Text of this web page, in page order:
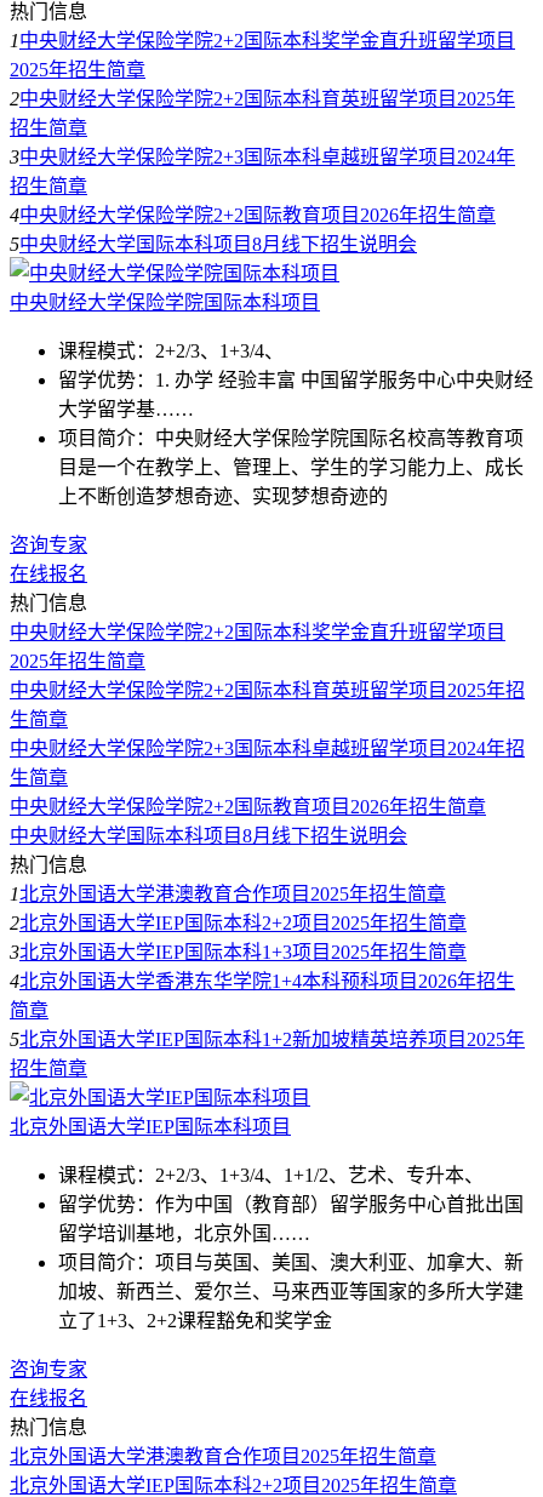
热门信息
1中央财经大学保险学院2+2国际本科奖学金直升班留学项目
2025年招生简章
2中央财经大学保险学院2+2国际本科育英班留学项目2025年
招生简章
3中央财经大学保险学院2+3国际本科卓越班留学项目2024年
招生简章
4中央财经大学保险学院2+2国际教育项目2026年招生简章
5中央财经大学国际本科项目8月线下招生说明会
中央财经大学保险学院国际本科项目
课程模式： 2+2/3、 1+3/4、
留学优势： 1. 办学 经验丰富 中国留学服务中心中央财经
大学留学基……
项目简介： 中央财经大学保险学院国际名校高等教育项
目是一个在教学上、管理上、学生的学习能力上、成长
上不断创造梦想奇迹、实现梦想奇迹的
咨询专家
在线报名
热门信息
中央财经大学保险学院2+2国际本科奖学金直升班留学项目
2025年招生简章
中央财经大学保险学院2+2国际本科育英班留学项目2025年招
生简章
中央财经大学保险学院2+3国际本科卓越班留学项目2024年招
生简章
中央财经大学保险学院2+2国际教育项目2026年招生简章
中央财经大学国际本科项目8月线下招生说明会
热门信息
1北京外国语大学港澳教育合作项目2025年招生简章
2北京外国语大学IEP国际本科2+2项目2025年招生简章
3北京外国语大学IEP国际本科1+3项目2025年招生简章
4北京外国语大学香港东华学院1+4本科预科项目2026年招生
简章
5北京外国语大学IEP国际本科1+2新加坡精英培养项目2025年
招生简章
北京外国语大学IEP国际本科项目
课程模式： 2+2/3、 1+3/4、 1+1/2、 艺术、 专升本、
留学优势： 作为中国（教育部）留学服务中心首批出国
留学培训基地，北京外国……
项目简介： 项目与英国、美国、澳大利亚、加拿大、新
加坡、新西兰、爱尔兰、马来西亚等国家的多所大学建
立了1+3、2+2课程豁免和奖学金
咨询专家
在线报名
热门信息
北京外国语大学港澳教育合作项目2025年招生简章
北京外国语大学IEP国际本科2+2项目2025年招生简章